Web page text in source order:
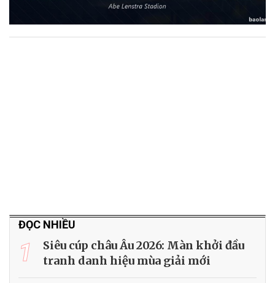
ĐỌC NHIỀU
1
Siêu cúp châu Âu 2026: Màn khởi đầu
tranh danh hiệu mùa giải mới